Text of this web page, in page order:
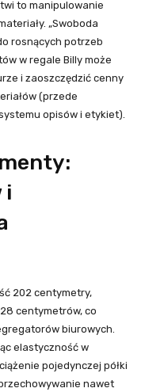
to manipulowanie
„Swoboda
rosnących potrzeb
w regale Billy może
i zaoszczędzić cenny
(przede
opisów i etykiet).
i
202 centymetry,
centymetrów, co
biurowych.
elastyczność w
pojedynczej półki
nawet